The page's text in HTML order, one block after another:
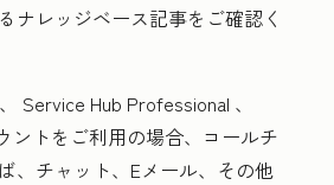
ナレッジベース記事をご確認く
、 Service Hub Professional 、
ントをご利用の場合、コールチ
、チャット、Eメール、その他